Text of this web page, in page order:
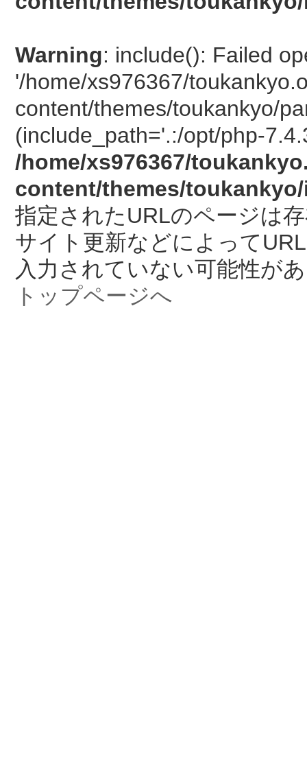
Warning: include(): Failed
'/home/xs976367/
content/themes/toukankyo/
(include_path='.:/opt/php-
/home/xs976367/
content/themes/
指定されたURLのページは
サイト更新などによって
入力されていない可能性が
トップページへ